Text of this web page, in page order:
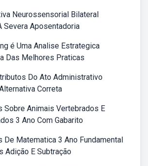
Neurossensorial Bilateral
Severa Aposentadoria
é Uma Analise Estrategica
Das Melhores Praticas
Do Ato Administrativo
Correta
Sobre Animais Vertebrados E
3 Ano Com Gabarito
De Matematica 3 Ano Fundamental
Adição E Subtração